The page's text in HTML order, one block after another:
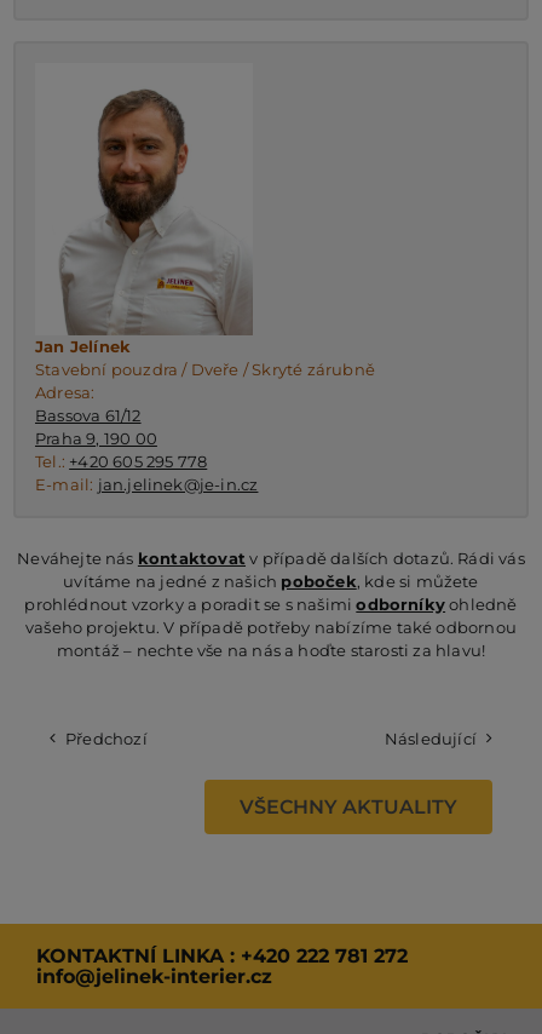
Jan Jelínek
Stavební pouzdra / Dveře / Skryté zárubně
Adresa:
Bassova 61/12
Praha 9, 190 00
Tel.: +420 605 295 778
E-mail: jan.jelinek@je-in.cz
Neváhejte nás kontaktovat v případě dalších dotazů. Rádi vás
uvítáme na jedné z našich poboček, kde si můžete
prohlédnout vzorky a poradit se s našimiodborníkyohledně
vašeho projektu. V případě potřeby nabízíme také odbornou
montáž – nechte vše na nás a hoďte starosti za hlavu!
Předchozí Následující
VŠECHNY AKTUALITY
KONTAKTNÍ LINKA : +420 222 781 272
info@jelinek-interier.cz